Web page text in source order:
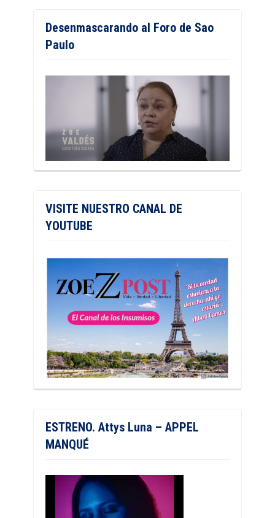
Desenmascarando al Foro de Sao
Paulo
VISITE NUESTRO CANAL DE
YOUTUBE
ESTRENO. Attys Luna – APPEL
MANQUÉ